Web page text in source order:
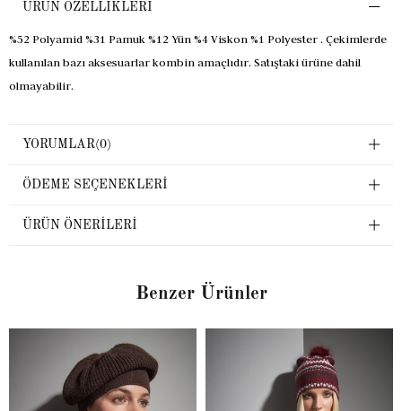
ÜRÜN ÖZELLIKLERI
%52 Polyamid %31 Pamuk %12 Yün %4 Viskon %1 Polyester . Çekimlerde
kullanılan bazı aksesuarlar kombin amaçlıdır. Satıştaki ürüne dahil
olmayabilir.
YORUMLAR(0)
ÖDEME SEÇENEKLERI
ÜRÜN ÖNERILERI
Benzer Ürünler